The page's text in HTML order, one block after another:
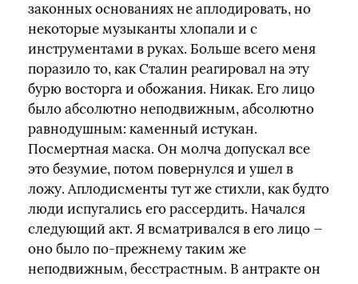
законных основаниях не аплодировать, но
некоторые музыканты хлопали и с
инструментами в руках. Больше всего меня
поразило то, как Сталин реагировал на эту
бурю восторга и обожания. Никак. Его лицо
было абсолютно неподвижным, абсолютно
равнодушным: каменный истукан.
Посмертная маска. Он молча допускал все
это безумие, потом повернулся и ушел в
ложу. Аплодисменты тут же стихли, как будто
люди испугались его рассердить. Начался
следующий акт. Я всматривался в его лицо —
оно было по-прежнему таким же
неподвижным, бесстрастным. В антракте он